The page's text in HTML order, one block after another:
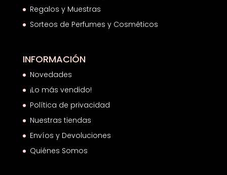
Regalos y Muestras
Sorteos de Perfumes y Cosméticos
INFORMACIÓN
Novedades
¡Lo más vendido!
Política de privacidad
Nuestras tiendas
Envíos y Devoluciones
Quiénes Somos